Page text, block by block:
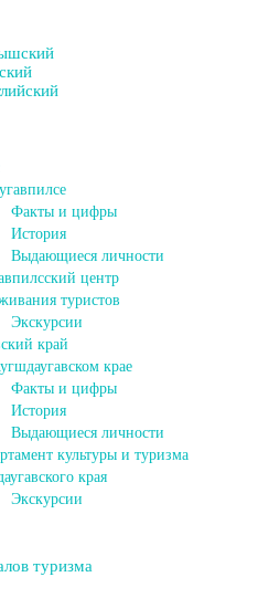
Факты и цифры
История
Выдающиеся личности
центр
туристов
Экскурсии
край
крае
Факты и цифры
История
Выдающиеся личности
культуры и туризма
края
Экскурсии
туризма